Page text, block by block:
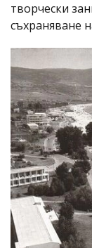
творчески
съхраняване